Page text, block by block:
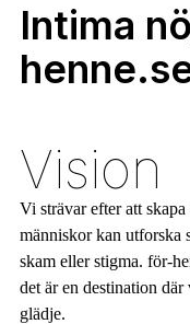
Intima
Vision
Vi strävar efter att
människor kan utforska
skam eller stigma. för-
det är en destination
glädje.